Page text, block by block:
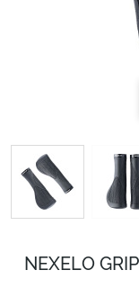
NEXELO